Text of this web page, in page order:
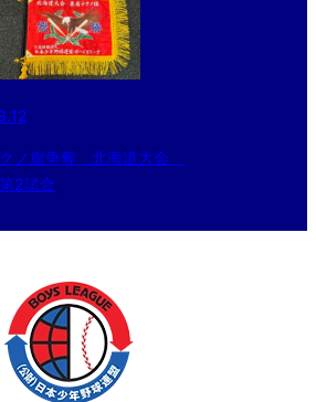
ノ旗争奪 北海道大会
2試合